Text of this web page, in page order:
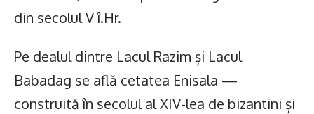
din secolul V î.Hr.
Pe dealul dintre Lacul Razim și Lacul
Babadag se află cetatea Enisala —
construită în secolul al XIV-lea de bizantini și